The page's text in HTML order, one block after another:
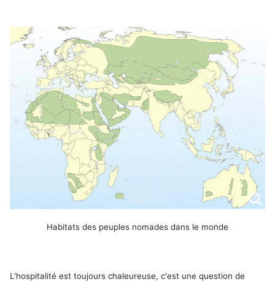
Habitats des peuples nomades dans le monde
L'hospitalité est toujours chaleureuse, c'est une question de